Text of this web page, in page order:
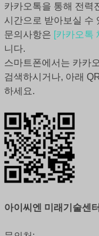
카카오톡을 통해 전력
시간으로 받아보실 수
문의사항은 [카카오톡
니다.
스마트폰에서는 카카
검색하시거나, 아래
하세요.
아이씨엔 미래기술센터